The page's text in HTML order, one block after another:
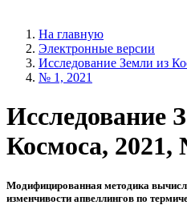
На главную
Электронные версии
Исследование Земли из
№ 1, 2021
Исследование
Космоса, 2021,
Модифицированная методика
изменчивости апвеллингов по